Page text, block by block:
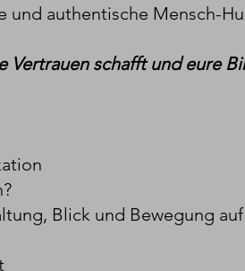
und authentische Mensch-
schafft und eure
Blick und Bewegung